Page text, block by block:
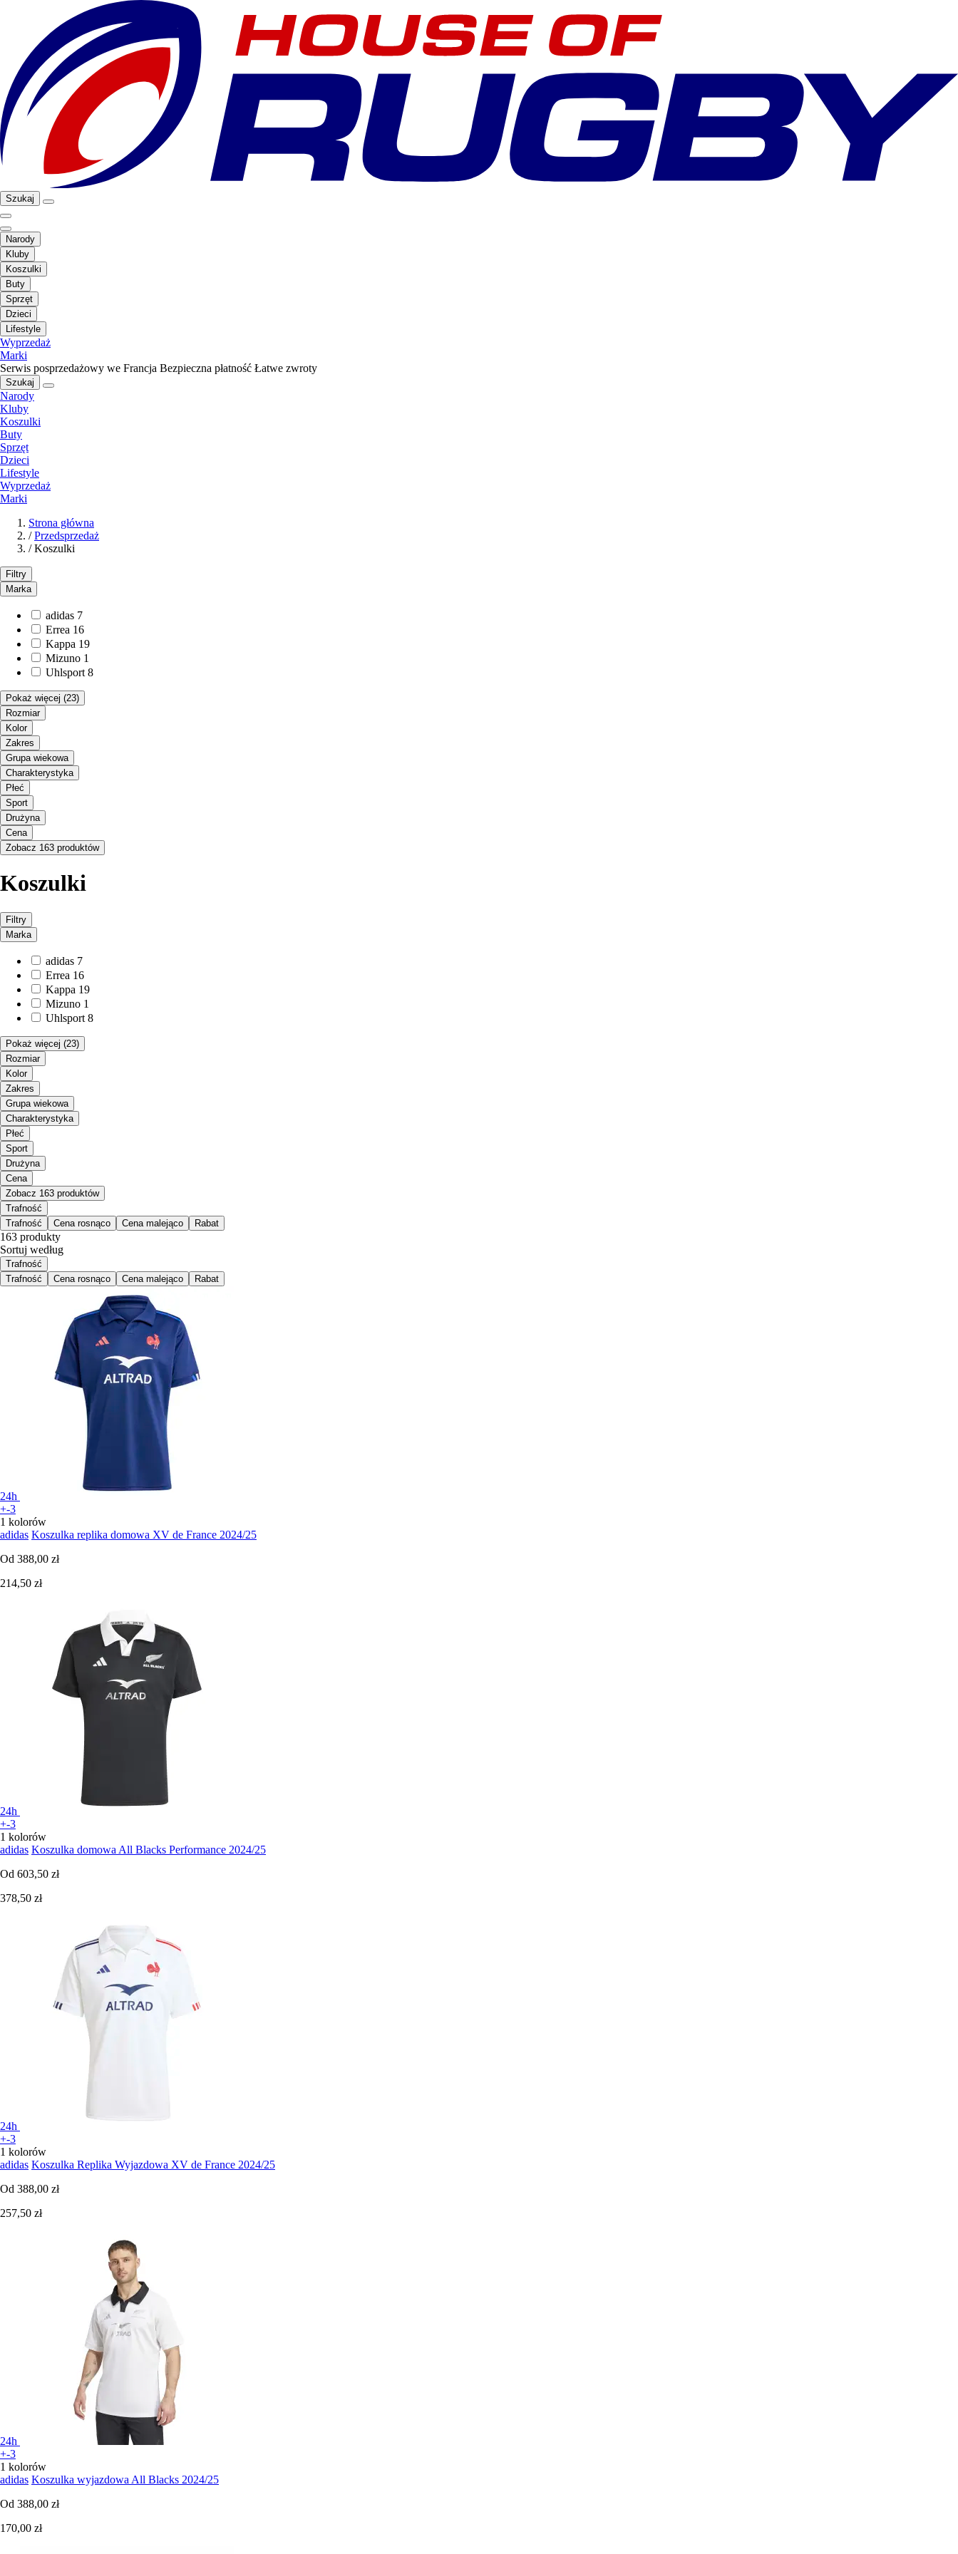
Szukaj
Narody
Kluby
Koszulki
Buty
Sprzęt
Dzieci
Lifestyle
Wyprzedaż
Marki
Serwis posprzedażowy we Francja Bezpieczna płatność Łatwe zwroty
Szukaj
Narody
Kluby
Koszulki
Buty
Sprzęt
Dzieci
Lifestyle
Wyprzedaż
Marki
Strona główna
/ Przedsprzedaż
/ Koszulki
Filtry
Marka
adidas 7
Errea 16
Kappa 19
Mizuno 1
Uhlsport 8
Pokaż więcej (23)
Rozmiar
Kolor
Zakres
Grupa wiekowa
Charakterystyka
Płeć
Sport
Drużyna
Cena
Zobacz 163 produktów
Koszulki
Filtry
Marka
adidas 7
Errea 16
Kappa 19
Mizuno 1
Uhlsport 8
Pokaż więcej (23)
Rozmiar
Kolor
Zakres
Grupa wiekowa
Charakterystyka
Płeć
Sport
Drużyna
Cena
Zobacz 163 produktów
Trafność
Trafność
Cena rosnąco Cena malejąco Rabat
163 produkty
Sortuj według
Trafność
Trafność
Cena rosnąco Cena malejąco Rabat
24h
+-3
1 kolorów
adidas Koszulka replika domowa XV de France 2024/25
Od 388,00 zł
214,50 zł
24h
+-3
1 kolorów
adidas Koszulka domowa All Blacks Performance 2024/25
Od 603,50 zł
378,50 zł
24h
+-3
1 kolorów
adidas Koszulka Replika Wyjazdowa XV de France 2024/25
Od 388,00 zł
257,50 zł
24h
+-3
1 kolorów
adidas Koszulka wyjazdowa All Blacks 2024/25
Od 388,00 zł
170,00 zł